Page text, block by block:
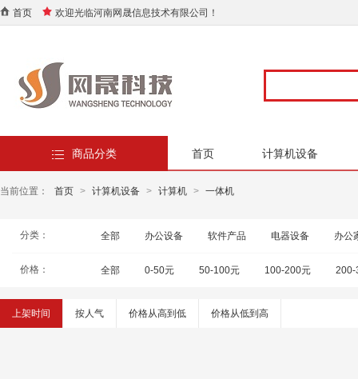
首页 欢迎光临河南网晟信息技术有限公司！
商品分类 首页 计算机设备
当前位置： 首页 > 计算机设备 > 计算机 > 一体机
分类： 全部 办公设备 软件产品 电器设备 办公
价格： 全部 0-50元 50-100元 100-200元 200-
上架时间 按人气 价格从高到低 价格从低到高